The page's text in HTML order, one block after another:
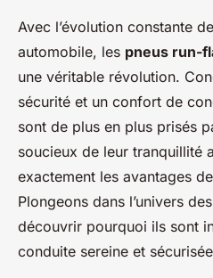
Avec l’évolution constante
automobile, les pneus run-
une véritable révolution.
sécurité et un confort de
sont de plus en plus prisés
soucieux de leur tranquillité
exactement les avantages
Plongeons dans l’univers des
découvrir pourquoi ils sont
conduite sereine et